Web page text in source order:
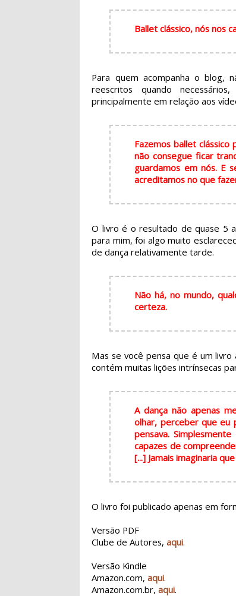
Ballet clássico, nós nos
Para quem acompanha o blog,
reescritos quando
principalmente em relação aos
Fazemos ballet
não consegue ficar
guardamos em nós. E
acreditamos no que
O livro é o resultado de quase 5
para mim, foi algo muito
de dança relativamente tarde.
Não há, no mundo,
certeza.
Mas se você pensa que é um
contém muitas lições intrínsecas
A dança não apenas
olhar, perceber que eu
pensava.
capazes de
[...] Jamais imaginaria
O livro foi publicado apenas em
Versão PDF
Clube de Autores,aqui.
Versão Kindle
Amazon.com,aqui.
Amazon.com.br,aqui.